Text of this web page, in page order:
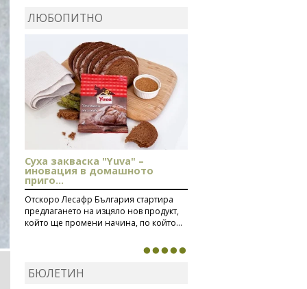
лимон
коментира рецептата
Киноа със зеленчуци
ЛЮБОПИТНО
Суха закваска "Yuva" –
иновация в домашното
приго...
Отскоро Лесафр България стартира
предлагането на изцяло нов продукт,
който ще промени начина, по който...
БЮЛЕТИН